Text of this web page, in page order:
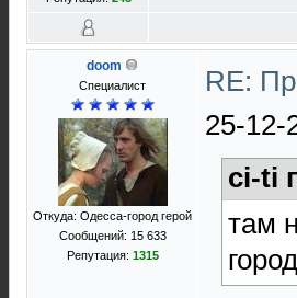
doom
Специалист
Откуда: Одесса-город герой
Сообщений: 15 633
Репутация: 1315
RE:
25-12-
ci-ti
там